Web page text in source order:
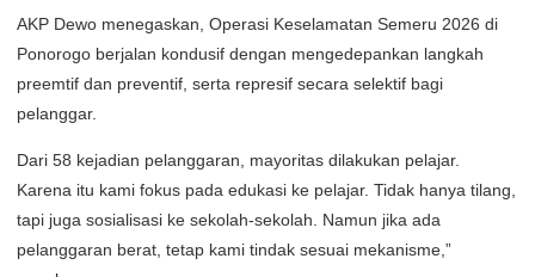
AKP Dewo menegaskan, Operasi Keselamatan Semeru 2026 di
Ponorogo berjalan kondusif dengan mengedepankan langkah
preemtif dan preventif, serta represif secara selektif bagi
pelanggar.
Dari 58 kejadian pelanggaran, mayoritas dilakukan pelajar.
Karena itu kami fokus pada edukasi ke pelajar. Tidak hanya tilang,
tapi juga sosialisasi ke sekolah-sekolah. Namun jika ada
pelanggaran berat, tetap kami tindak sesuai mekanisme,”